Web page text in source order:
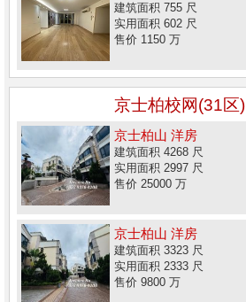
建筑面积 755 尺
实用面积 602 尺
售价 1150 万
京士柏校网(31区)
京士柏山 洋房
建筑面积 4268 尺
实用面积 2997 尺
售价 25000 万
京士柏山 洋房
建筑面积 3323 尺
实用面积 2333 尺
售价 9800 万